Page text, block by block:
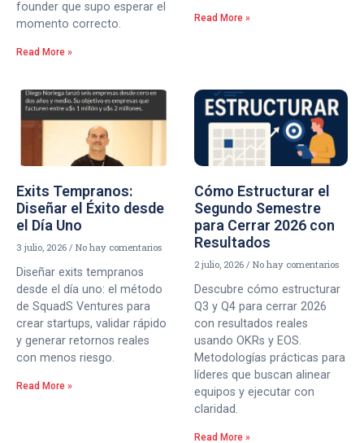
founder que supo esperar el
momento correcto.
Read More »
Read More »
Exits Tempranos:
Diseñar el Éxito desde
el Día Uno
3 julio, 2026 No hay comentarios
Diseñar exits tempranos
desde el día uno: el método
de SquadS Ventures para
crear startups, validar rápido
y generar retornos reales
con menos riesgo.
Read More »
Cómo Estructurar el
Segundo Semestre
para Cerrar 2026 con
Resultados
2 julio, 2026 No hay comentarios
Descubre cómo estructurar
Q3 y Q4 para cerrar 2026
con resultados reales
usando OKRs y EOS.
Metodologías prácticas para
líderes que buscan alinear
equipos y ejecutar con
claridad.
Read More »